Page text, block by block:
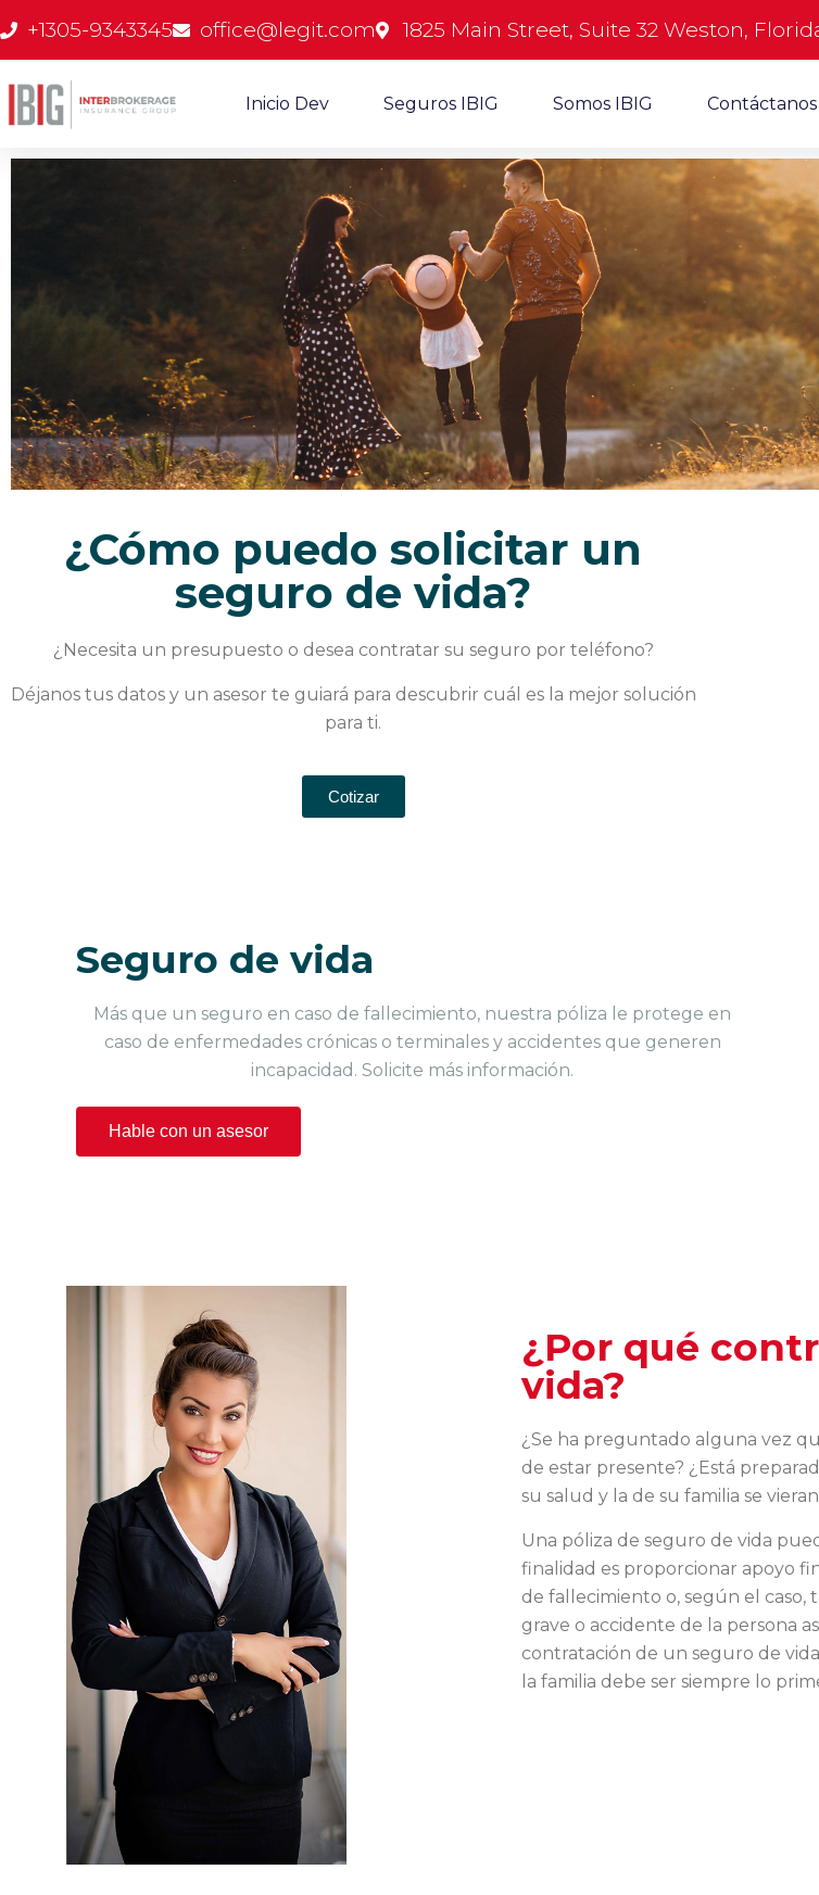
+1305-9343345 office@legit.com 1825 Main Street, Suite 32 Weston,
Inicio Dev Seguros IBIG Somos IBIG Contáctanos
¿Cómo puedo solicitar un
seguro de vida?
¿Necesita un presupuesto o desea contratar su seguro por teléfono?
Déjanos tus datos y un asesor te guiará para descubrir cuál es la mejor solución
para ti.
Cotizar
Seguro de vida
Más que un seguro en caso de fallecimiento, nuestra póliza le protege en
caso de enfermedades crónicas o terminales y accidentes que generen
incapacidad. Solicite más información.
Hable con un asesor
¿Por qué
vida?
¿Se ha preguntado alguna vez
de estar presente? ¿Está
su salud y la de su familia se
Una póliza de seguro de vida
finalidad es proporcionar apoyo
de fallecimiento o, según el
grave o accidente de la persona
contratación de un seguro de
la familia debe ser siempre lo